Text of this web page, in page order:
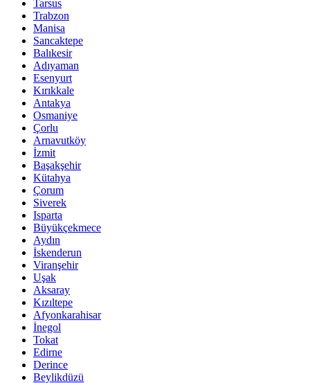
Tarsus
Trabzon
Manisa
Sancaktepe
Balıkesir
Adıyaman
Esenyurt
Kırıkkale
Antakya
Osmaniye
Çorlu
Arnavutköy
İzmit
Başakşehir
Kütahya
Çorum
Siverek
Isparta
Büyükçekmece
Aydın
İskenderun
Viranşehir
Uşak
Aksaray
Kızıltepe
Afyonkarahisar
İnegol
Tokat
Edirne
Derince
Beylikdüzü